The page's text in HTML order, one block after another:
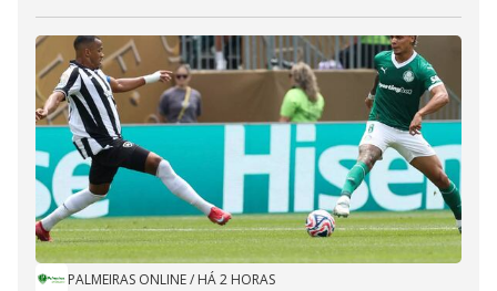
PALMEIRAS ONLINE/ HÁ 2 HORAS